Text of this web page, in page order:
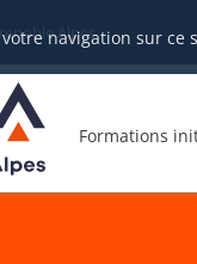
navigation sur ce
Alpes
Formations